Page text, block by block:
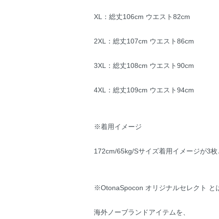
XL：総丈106cm ウエスト82cm
2XL：総丈107cm ウエスト86cm
3XL：総丈108cm ウエスト90cm
4XL：総丈109cm ウエスト94cm
※着用イメージ
172cm/65kg/Sサイズ着用イメージが3枚
※OtonaSpocon オリジナルセレクト と
海外ノーブランドアイテムを、